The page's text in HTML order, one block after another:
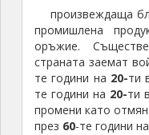
произвеждаща
промишлена
оръжие.
страната заемат
те години на 20-ти
те години на 20-ти
промени като
през 60-те години на